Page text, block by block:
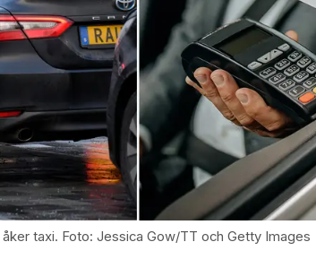
taxi. Foto: Jessica Gow/TT och Getty Images